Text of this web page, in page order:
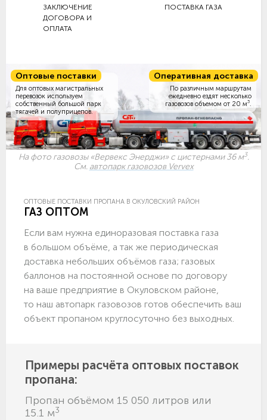
ЗАКЛЮЧЕНИЕ
ДОГОВОРА И
ОПЛАТА
ПОСТАВКА ГАЗА
Оптовые поставки
Для оптовых магистральных
перевозок используем
собственный большой парк
тягачей и полуприцепов.
Оперативная доставка
По различным маршрутам
ежедневно ездят несколько
газовозов объемом от 20 м3
На фото газовозы «Вервекс Энерджи» с цистернами 36 м3.
См. автопарк газовозов Vervex
ОПТОВЫЕ ПОСТАВКИ ПРОПАНА В ОКУЛОВСКИЙ РАЙОН
ГАЗ ОПТОМ
Если вам нужна единоразовая поставка газа
в большом объёме, а так же периодическая
доставка небольших объёмов газа; газовых
баллонов на постоянной основе по договору
на ваше предприятие в Окуловском районе,
то наш автопарк газовозов готов обеспечить ваш
объект пропаном круглосуточно без выходных.
Примеры расчёта оптовых поставок
пропана:
Пропан объёмом 15 050 литров или
15.1 м3